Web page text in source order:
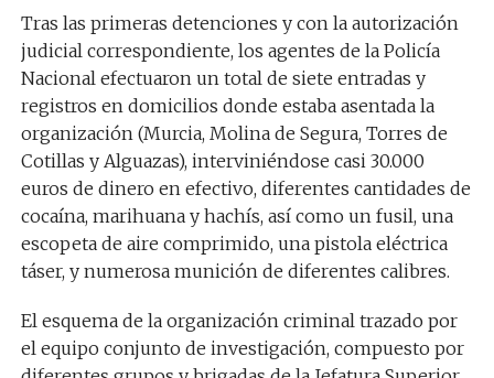
Tras las primeras detenciones y con la autorización
judicial correspondiente, los agentes de la Policía
Nacional efectuaron un total de siete entradas y
registros en domicilios donde estaba asentada la
organización (Murcia, Molina de Segura, Torres de
Cotillas y Alguazas), interviniéndose casi 30.000
euros de dinero en efectivo, diferentes cantidades de
cocaína, marihuana y hachís, así como un fusil, una
escopeta de aire comprimido, una pistola eléctrica
táser, y numerosa munición de diferentes calibres.
El esquema de la organización criminal trazado por
el equipo conjunto de investigación, compuesto por